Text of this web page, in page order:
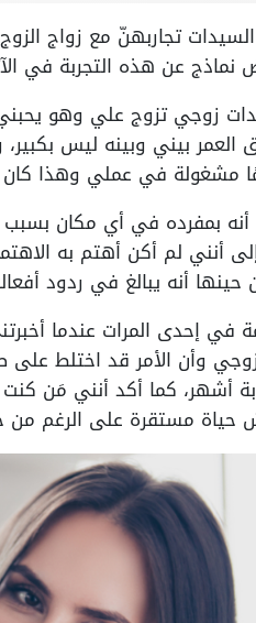
تجاربهنّ مع زواج
نماذج عن هذه التجربة في
زوجي تزوج علي وهو
العمر بيني وبينه ليس
مشغولة في عملي وهذا
بمفرده في أي مكان بسبب
إلى أنني لم أكن أهتم به
أنه يبالغ في ردود
في إحدى المرات عندما
وأن الأمر قد اختلط
أشهر، كما أكد أنني مَن
حياة مستقرة على الرغم من